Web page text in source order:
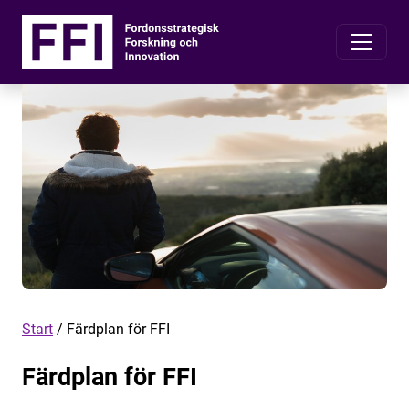
Start / Färdplan för FFI
Färdplan för FFI